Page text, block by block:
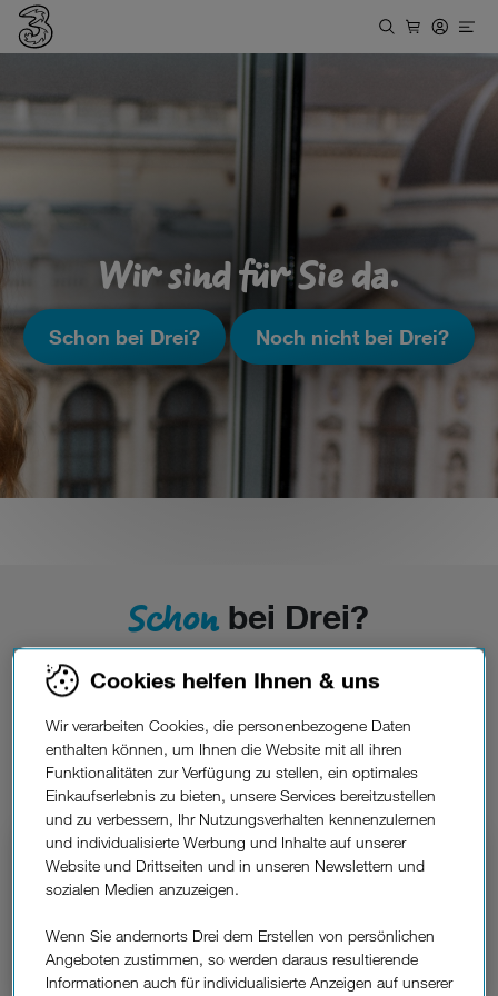
Wir sind für Sie da.
Schon bei Drei? Noch nicht bei Drei?
Schon bei Drei?
Wenn Sie bereits bei Drei sind, sind wir für Fragen und
Anliegen gerne für Sie da. Sie erreichen uns schriftlich,
BusinessPartner.
Wir sind für Sie da:
Business-Beratung.
Berater:in, so hilft diese:r bei Fragen und Anliegen
gerne weiter.
Cookies helfen Ihnen & uns
Wir verarbeiten Cookies, die personenbezogene Daten
enthalten können, um Ihnen die Website mit all ihren
Funktionalitäten zur Verfügung zu stellen, ein optimales
Einkaufserlebnis zu bieten, unsere Services bereitzustellen
und zu verbessern, Ihr Nutzungsverhalten kennenzulernen
und individualisierte Werbung und Inhalte auf unserer
Website und Drittseiten und in unseren Newslettern und
sozialen Medien anzuzeigen.
Wenn Sie andernorts Drei dem Erstellen von persönlichen
Angeboten zustimmen, so werden daraus resultierende
Informationen auch für individualisierte Anzeigen auf unserer